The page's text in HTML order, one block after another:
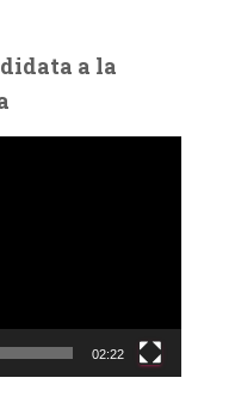
a la
02:22